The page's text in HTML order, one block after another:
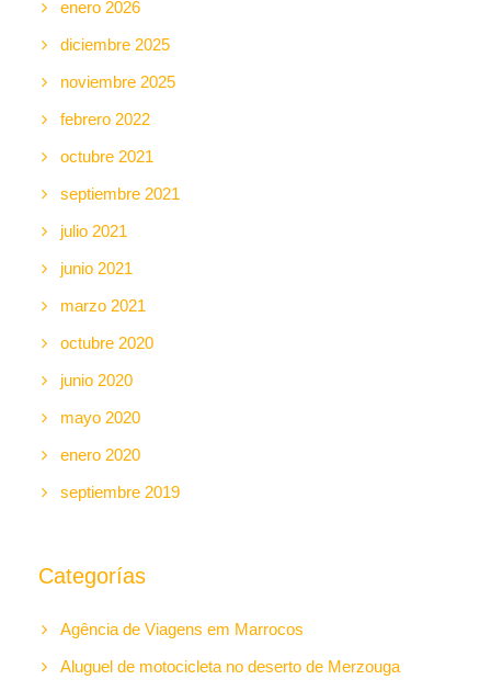
enero 2026
diciembre 2025
noviembre 2025
febrero 2022
octubre 2021
septiembre 2021
julio 2021
junio 2021
marzo 2021
octubre 2020
junio 2020
mayo 2020
enero 2020
septiembre 2019
Categorías
Agência de Viagens em Marrocos
Aluguel de motocicleta no deserto de Merzouga